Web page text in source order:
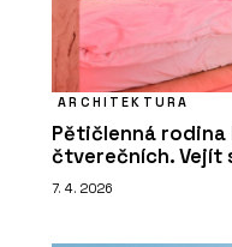
ARCHITEKTURA
Pětičlenná
čtverečních. Vejít
7. 4. 2026